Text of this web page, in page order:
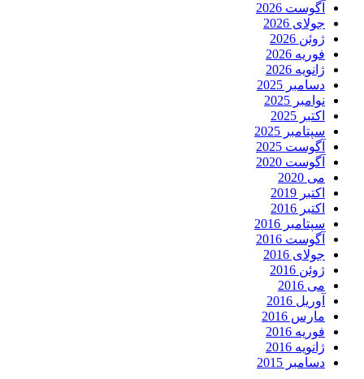
آگوست 2026
جولای 2026
ژوئن 2026
فوریه 2026
ژانویه 2026
دسامبر 2025
نوامبر 2025
اکتبر 2025
سپتامبر 2025
آگوست 2025
آگوست 2020
می 2020
اکتبر 2019
اکتبر 2016
سپتامبر 2016
آگوست 2016
جولای 2016
ژوئن 2016
می 2016
آوریل 2016
مارس 2016
فوریه 2016
ژانویه 2016
دسامبر 2015